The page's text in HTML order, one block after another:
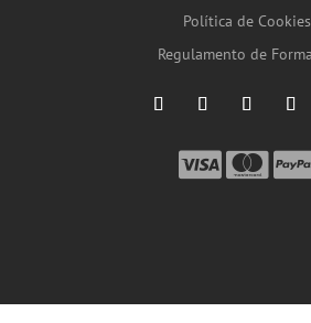
Política de Cookies
Regulamento de